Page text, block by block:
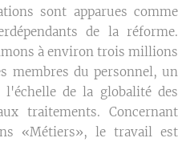
sont apparues comme
de la réforme.
à environ trois millions
membres du personnel, un
de la globalité des
traitements. Concernant
«Métiers», le travail est